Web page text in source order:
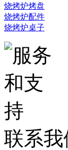
烧烤炉烤盘
烧烤炉配件
烧烤炉桌子
联系我